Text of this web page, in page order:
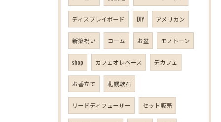
ディスプレイボード DIY アメリカン
新築祝い コーム お盆 モノトーン
shop カフェオレベース デカフェ
お香立て 札幌軟石
リードディフューザー セット販売